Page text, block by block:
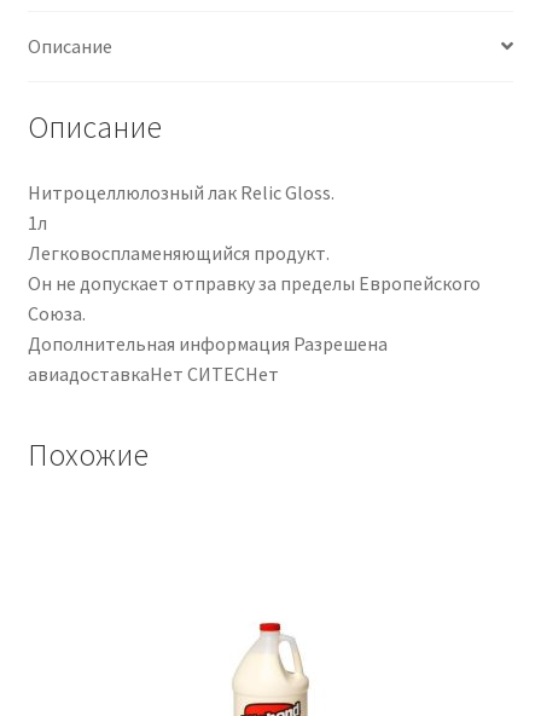
Описание
Описание
Нитроцеллюлозный лак Relic Gloss.
1л
Легковоспламеняющийся продукт.
Он не допускает отправку за пределы Европейского
Союза.
Дополнительная информация Разрешена
авиадоставкаНет СИТЕСНет
Похожие